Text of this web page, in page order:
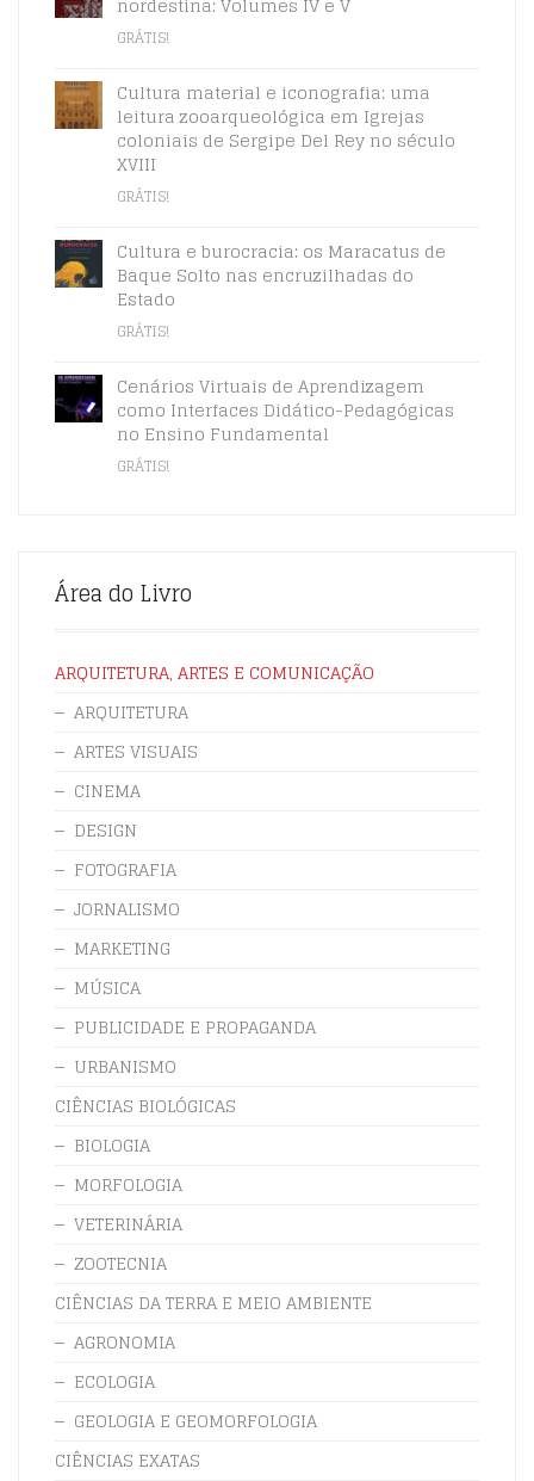
GRÁTIS!
Cultura material e iconografia: uma
leitura zooarqueológica em Igrejas
coloniais de Sergipe Del Rey no século
XVIII
GRÁTIS!
Cultura e burocracia: os Maracatus de
Baque Solto nas encruzilhadas do
Estado
GRÁTIS!
Cenários Virtuais de Aprendizagem
como Interfaces Didático-Pedagógicas
no Ensino Fundamental
GRÁTIS!
Área do Livro
ARQUITETURA, ARTES E COMUNICAÇÃO
ARQUITETURA
ARTES VISUAIS
CINEMA
DESIGN
FOTOGRAFIA
JORNALISMO
MARKETING
MÚSICA
PUBLICIDADE E PROPAGANDA
URBANISMO
CIÊNCIAS BIOLÓGICAS
BIOLOGIA
MORFOLOGIA
VETERINÁRIA
ZOOTECNIA
CIÊNCIAS DA TERRA E MEIO AMBIENTE
AGRONOMIA
ECOLOGIA
GEOLOGIA E GEOMORFOLOGIA
CIÊNCIAS EXATAS